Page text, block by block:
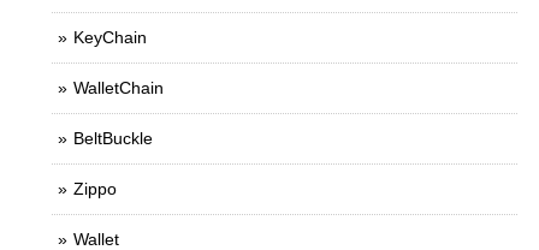
KeyChain
WalletChain
BeltBuckle
Zippo
Wallet